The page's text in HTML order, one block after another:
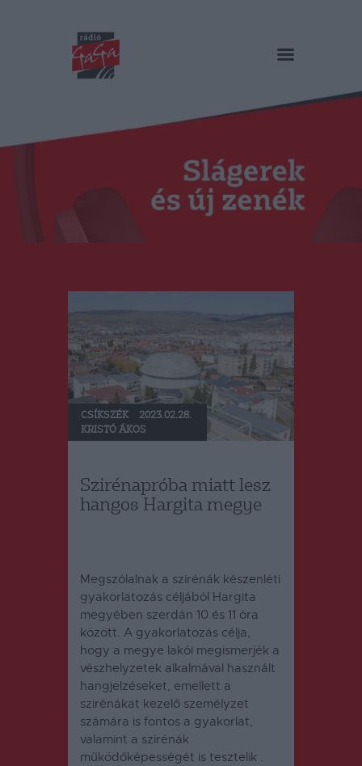
RÁDIÓ GAGA
Műsorok
Duma Duba
Podcast és videók
Stáb
RO
CSÍKSZÉK
2023.02.28.
KRISTÓ ÁKOS
Szirénapróba miatt lesz
hangos Hargita megye
Megszólalnak a szirénák készenléti
gyakorlatozás céljából Hargita
megyében szerdán 10 és 11 óra
között. A gyakorlatozás célja,
hogy a megye lakói megismerjék a
vészhelyzetek alkalmával használt
hangjelzéseket, emellett a
szirénákat kezelő személyzet
számára is fontos a gyakorlat,
valamint a szirénák
működőképességét is tesztelik .